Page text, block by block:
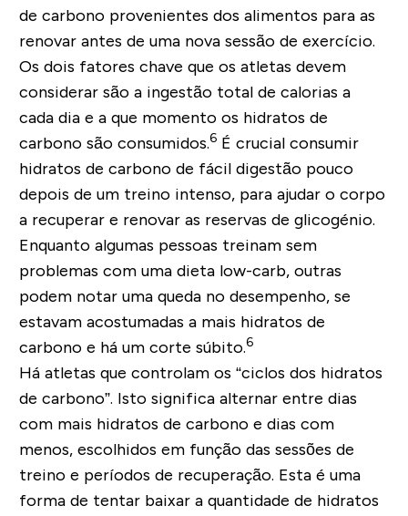
de carbono provenientes dos alimentos para as
renovar antes de uma nova sessão de exercício.
Os dois fatores chave que os atletas devem
considerar são a ingestão total de calorias a
cada dia e a que momento os hidratos de
carbono são consumidos.6É crucial consumir
hidratos de carbono de fácil digestão pouco
depois de um treino intenso, para ajudar o corpo
a recuperar e renovar as reservas de glicogénio.
Enquanto algumas pessoas treinam sem
problemas com uma dieta low-carb, outras
podem notar uma queda no desempenho, se
estavam acostumadas a mais hidratos de
carbono e há um corte súbito.6
Há atletas que controlam os “ciclos dos hidratos
de carbono”. Isto significa alternar entre dias
com mais hidratos de carbono e dias com
menos, escolhidos em função das sessões de
treino e períodos de recuperação. Esta é uma
forma de tentar baixar a quantidade de hidratos